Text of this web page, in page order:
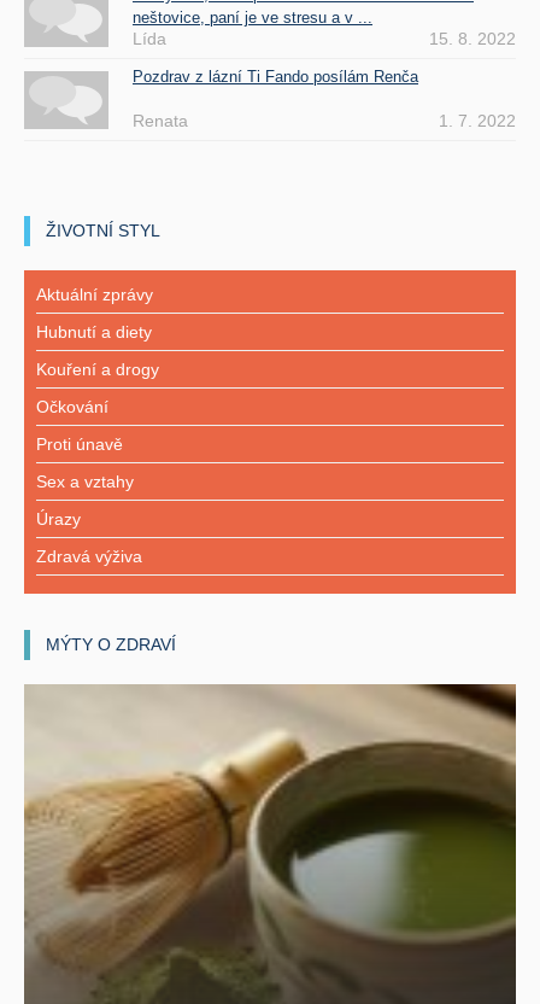
neštovice, paní je ve stresu a v ...
Lída 15. 8. 2022
Pozdrav z lázní Ti Fando posílám Renča
Renata 1. 7. 2022
ŽIVOTNÍ STYL
Aktuální zprávy
Hubnutí a diety
Kouření a drogy
Očkování
Proti únavě
Sex a vztahy
Úrazy
Zdravá výživa
MÝTY O ZDRAVÍ